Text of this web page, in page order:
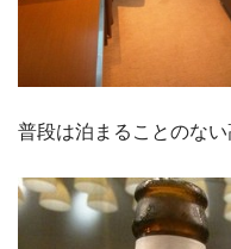
普段は泊まることのな